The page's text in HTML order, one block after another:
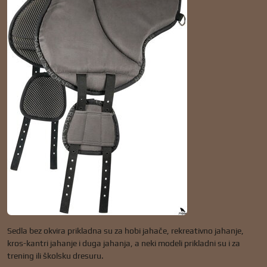
Sedla bez okvira prikladna su za hobi jahače, rekreativno jahanje,
kros-kantri jahanje i duga jahanja, a neki modeli prikladni su i za
trening ili školsku dresuru.